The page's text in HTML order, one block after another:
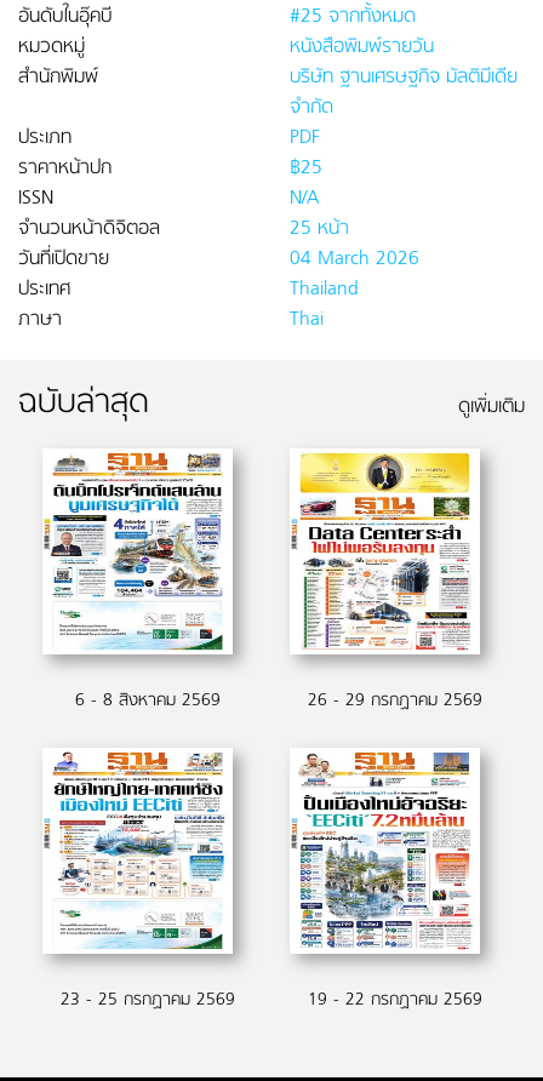
อันดับในอุ๊คบี
#25 จากทั้งหมด
หมวดหมู่
หนังสือพิมพ์รายวัน
สำนักพิมพ์
บริษัท ฐานเศรษฐกิจ มัลติมีเดีย
จำกัด
ประเภท
PDF
ราคาหน้าปก
฿25
ISSN
N/A
จำนวนหน้าดิจิตอล
25 หน้า
วันที่เปิดขาย
04 March 2026
ประเทศ
Thailand
ภาษา
Thai
ฉบับล่าสุด ดูเพิ่มเติม
6 - 8 สิงหาคม 2569 26 - 29 กรกฏาคม 2569
23 - 25 กรกฏาคม 2569 19 - 22 กรกฏาคม 2569